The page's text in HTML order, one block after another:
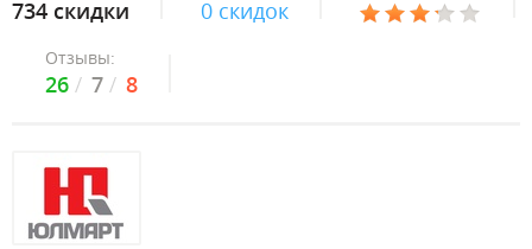
734 скидки 0 скидок
Отзывы:
26 7 8